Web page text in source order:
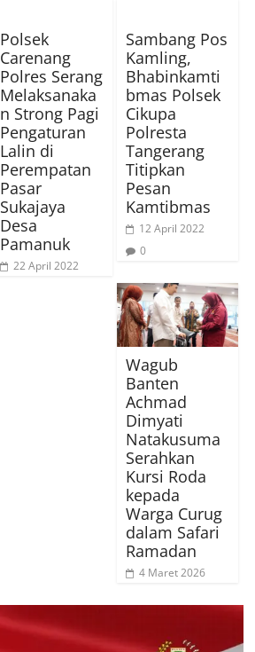
Polsek
Carenang
Polres Serang
Melaksanaka
n Strong Pagi
Pengaturan
Lalin di
Perempatan
Pasar
Sukajaya
Desa
Pamanuk
22 April 2022
Sambang Pos
Kamling,
Bhabinkamti
bmas Polsek
Cikupa
Polresta
Tangerang
Titipkan
Pesan
Kamtibmas
12 April 2022
0
Wagub
Banten
Achmad
Dimyati
Natakusuma
Serahkan
Kursi Roda
kepada
Warga Curug
dalam Safari
Ramadan
4 Maret 2026